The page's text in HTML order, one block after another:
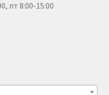
пт 8:00-15:00